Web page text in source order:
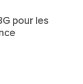
pour les